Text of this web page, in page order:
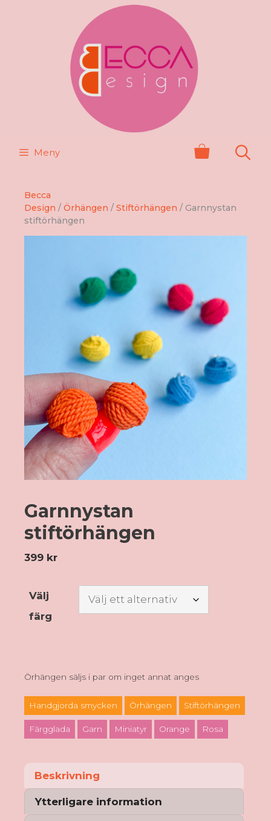
Meny
Becca
Design / Örhängen / Stiftörhängen / Garnnystan
stiftörhängen
Garnnystan
stiftörhängen
399 kr
Välj
färg
Örhängen säljs i par om inget annat anges
Handgjorda smycken Örhängen Stiftörhängen
Färgglada Garn Miniatyr Orange Rosa
Beskrivning
Ytterligare information